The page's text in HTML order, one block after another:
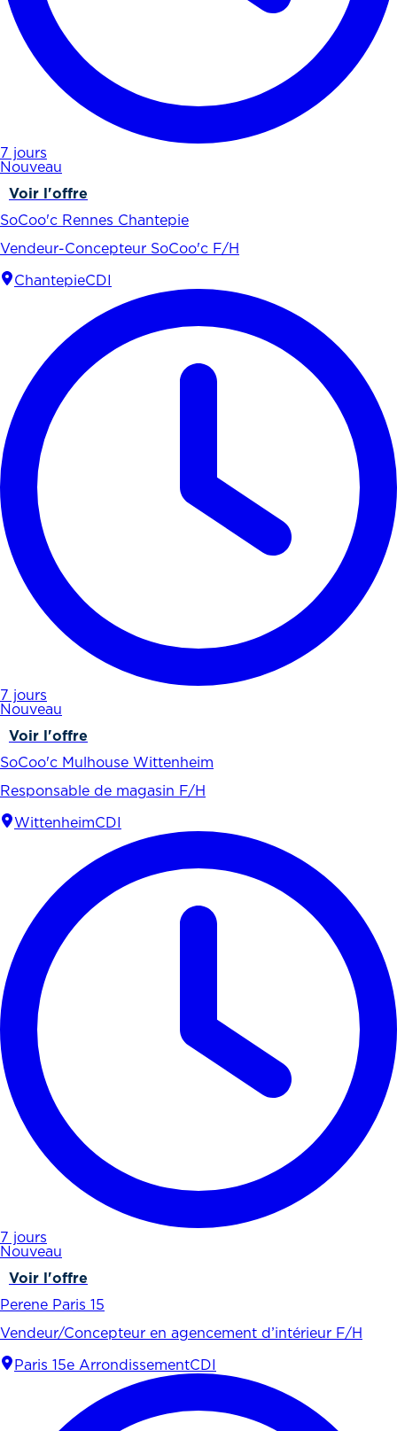
7 jours
Nouveau
Voir l'offre
SoCoo'c Rennes Chantepie
Vendeur-Concepteur SoCoo'c F/H
ChantepieCDI
7 jours
Nouveau
Voir l'offre
SoCoo'c Mulhouse Wittenheim
Responsable de magasin F/H
WittenheimCDI
7 jours
Nouveau
Voir l'offre
Perene Paris 15
Vendeur/Concepteur en agencement d’intérieur F/H
Paris 15e ArrondissementCDI